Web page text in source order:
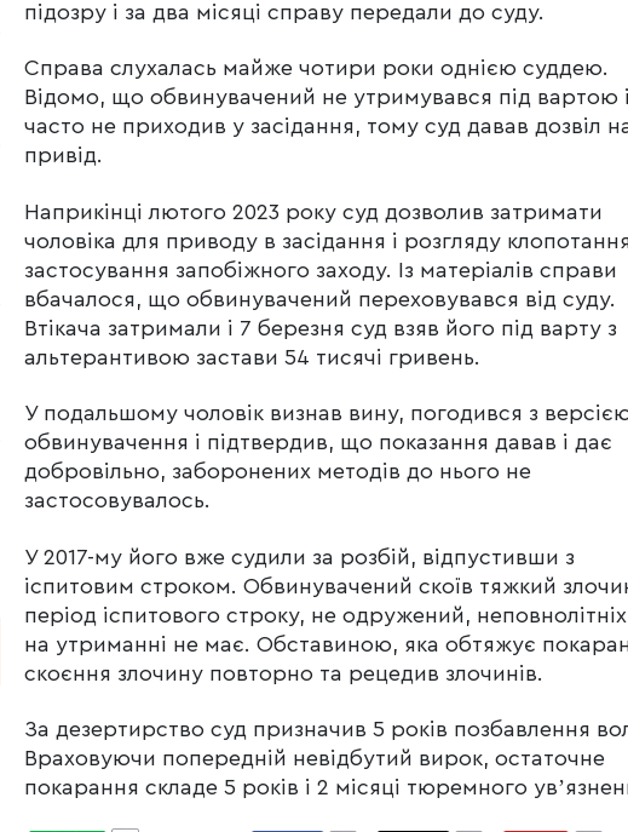
підозру і за два місяці справу передали до суду.
Справа слухалась майже чотири роки однією суддею.
Відомо, що обвинувачений не утримувався під вартою
часто не приходив у засідання, тому суд давав дозвіл
привід.
Наприкінці лютого 2023 року суд дозволив затримати
чоловіка для приводу в засідання і розгляду
застосування запобіжного заходу. Із матеріалів справи
вбачалося, що обвинувачений переховувався від суду.
Втікача затримали і 7 березня суд взяв його під варту з
альтерантивою застави 54 тисячі гривень.
У подальшому чоловік визнав вину, погодився з
обвинувачення і підтвердив, що показання давав і дає
добровільно, заборонених методів до нього не
застосовувалось.
У 2017-му його вже судили за розбій, відпустивши з
іспитовим строком. Обвинувачений скоїв тяжкий
період іспитового строку, не одружений, неповнолітніх
на утриманні не має. Обставиною, яка обтяжує
скоєння злочину повторно та рецедив злочинів.
За дезертирство суд призначив 5 років позбавлення
Враховуючи попередній невідбутий вирок, остаточне
покарання складе 5 років і 2 місяці тюремного